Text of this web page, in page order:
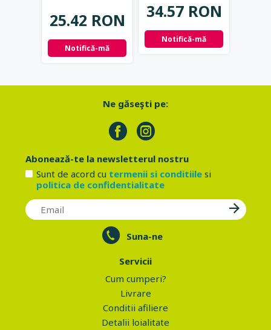
25.42 RON
Notifică-mă
34.57 RON
Notifică-mă
Ne găseşti pe:
Abonează-te la newsletterul nostru
Sunt de acord cu termenii si conditiilesi
politica de confidentialitate
Suna-ne
Servicii
Cum cumperi?
Livrare
Conditii afiliere
Detalii loialitate